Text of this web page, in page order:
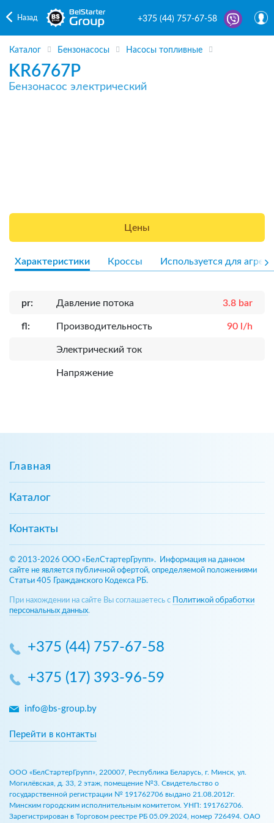
Назад +375 (44) 757-67-58
Каталог Бензонасосы Насосы топливные
KR6767P
Бензонасос электрический
Цены
Характеристики Кроссы Используется для
pr: Давление потока 3.8 bar
fl: Производительность 90 l/h
Электрический ток
Напряжение
Главная
Каталог
Контакты
© 2013-2026 ООО «БелСтартерГрупп». Информация на данном
сайте не является публичной офертой, определяемой положениями
Статьи 405 Гражданского Кодекса РБ.
При нахождении на сайте Вы соглашаетесь с
Политикой обработки
персональных данных.
+375 (44) 757-67-58
+375 (17) 393-96-59
info@bs-group.by
Перейти в контакты
ООО «БелСтартерГрупп», 220007, Республика Беларусь, г. Минск, ул.
Могилёвская, д. 33, 2 этаж, помещение №3. Свидетельство о
государственной регистрации № 191762706 выдано 21.08.2012г.
Минским городским исполнительным комитетом. УНП: 191762706.
Зарегистрирован в Торговом реестре РБ 05.09.2024, номер 726494. ОАО